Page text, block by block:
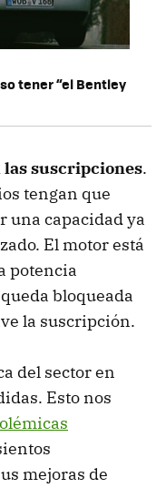
tener “el Bentley
suscripciones.
tengan que
una capacidad ya
El motor está
potencia
bloqueada
la suscripción.
del sector en
Esto nos
mejoras de